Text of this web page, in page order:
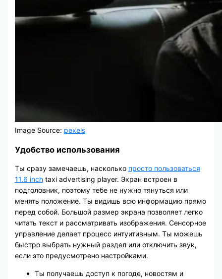
Image Source: pexels
Удобство использования
Ты сразу замечаешь, насколько просто пользоваться
11.6 inchtaxi advertising player. Экран встроен в
подголовник, поэтому тебе не нужно тянуться или
менять положение. Ты видишь всю информацию прямо
перед собой. Большой размер экрана позволяет легко
читать текст и рассматривать изображения. Сенсорное
управление делает процесс интуитивным. Ты можешь
быстро выбрать нужный раздел или отключить звук,
если это предусмотрено настройками.
Ты получаешь доступ к погоде, новостям и